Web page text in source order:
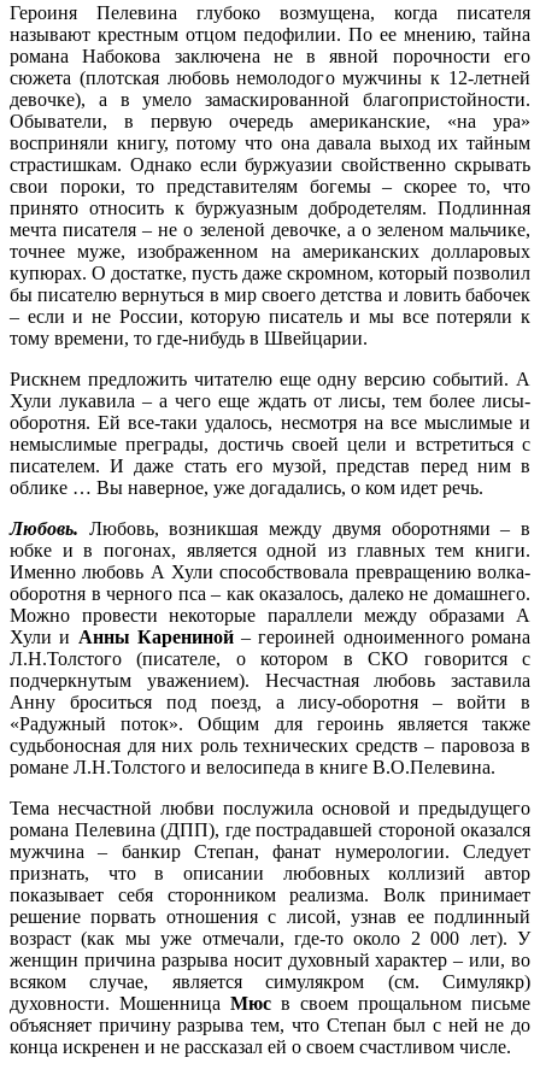
Героиня Пелевина глубоко возмущена, когда писателя
называют крестным отцом педофилии. По ее мнению, тайна
романа Набокова заключена не в явной порочности его
сюжета (плотская любовь немолодого мужчины к 12-летней
девочке), а в умело замаскированной благопристойности.
Обыватели, в первую очередь американские, «на ура»
восприняли книгу, потому что она давала выход их тайным
страстишкам. Однако если буржуазии свойственно скрывать
свои пороки, то представителям богемы – скорее то, что
принято относить к буржуазным добродетелям. Подлинная
мечта писателя – не о зеленой девочке, а о зеленом мальчике,
точнее муже, изображенном на американских долларовых
купюрах. О достатке, пусть даже скромном, который позволил
бы писателю вернуться в мир своего детства и ловить бабочек
– если и не России, которую писатель и мы все потеряли к
тому времени, то где-нибудь в Швейцарии.
Рискнем предложить читателю еще одну версию событий. А
Хули лукавила – а чего еще ждать от лисы, тем более лисы-
оборотня. Ей все-таки удалось, несмотря на все мыслимые и
немыслимые преграды, достичь своей цели и встретиться с
писателем. И даже стать его музой, представ перед ним в
облике … Вы наверное, уже догадались, о ком идет речь.
Любовь. Любовь, возникшая между двумя оборотнями – в
юбке и в погонах, является одной из главных тем книги.
Именно любовь А Хули способствовала превращению волка-
оборотня в черного пса – как оказалось, далеко не домашнего.
Можно провести некоторые параллели между образами А
Хули и Анны Карениной– героиней одноименного романа
Л.Н.Толстого (писателе, о котором в СКО говорится с
подчеркнутым уважением). Несчастная любовь заставила
Анну броситься под поезд, а лису-оборотня – войти в
«Радужный поток». Общим для героинь является также
судьбоносная для них роль технических средств – паровоза в
романе Л.Н.Толстого и велосипеда в книге В.О.Пелевина.
Тема несчастной любви послужила основой и предыдущего
романа Пелевина (ДПП), где пострадавшей стороной оказался
мужчина – банкир Степан, фанат нумерологии. Следует
признать, что в описании любовных коллизий автор
показывает себя сторонником реализма. Волк принимает
решение порвать отношения с лисой, узнав ее подлинный
возраст (как мы уже отмечали, где-то около 2 000 лет). У
женщин причина разрыва носит духовный характер – или, во
всяком случае, является симулякром (см. Симулякр)
духовности. Мошенница Мюс в своем прощальном письме
объясняет причину разрыва тем, что Степан был с ней не до
конца искренен и не рассказал ей о своем счастливом числе.